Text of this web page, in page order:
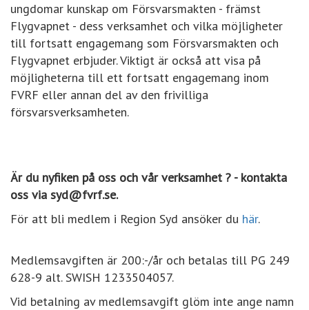
ungdomar kunskap om Försvarsmakten - främst
Flygvapnet - dess verksamhet och vilka möjligheter
till fortsatt engagemang som Försvarsmakten och
Flygvapnet erbjuder. Viktigt är också att visa på
möjligheterna till ett fortsatt engagemang inom
FVRF eller annan del av den frivilliga
försvarsverksamheten.
Är du nyfiken på oss och vår verksamhet ? - kontakta
oss via syd@fvrf.se.
För att bli medlem i Region Syd ansöker du här.
Medlemsavgiften är 200:-/år och betalas till PG 249
628-9 alt. SWISH 1233504057.
Vid betalning av medlemsavgift glöm inte ange namn